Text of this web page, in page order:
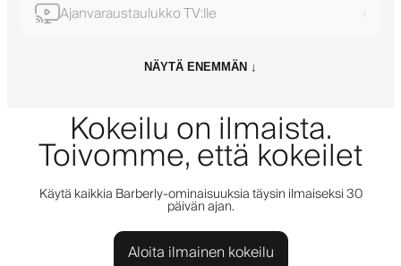
Ajanvaraustaulukko TV:lle ›
NÄYTÄ ENEMMÄN ↓
Kokeilu on ilmaista.
Toivomme, että kokeilet
Käytä kaikkia Barberly-ominaisuuksia täysin ilmaiseksi 30
päivän ajan.
Aloita ilmainen kokeilu